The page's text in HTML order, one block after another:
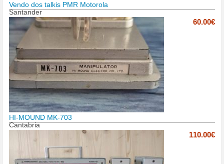
Vendo dos talkis PMR Motorola
Santander
60.00€
HI-MOUND MK-703
Cantabria
110.00€